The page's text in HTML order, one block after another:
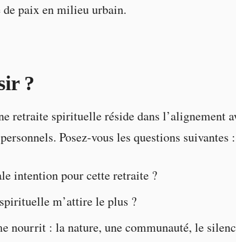
de paix en milieu urbain.
?
retraite spirituelle réside dans l’alignement
Posez-vous les questions suivantes :
intention pour cette retraite ?
m’attire le plus ?
nourrit : la nature, une communauté, le